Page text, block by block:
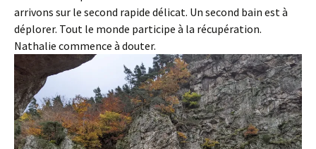
arrivons sur le second rapide délicat. Un second bain est à
déplorer. Tout le monde participe à la récupération.
Nathalie commence à douter.